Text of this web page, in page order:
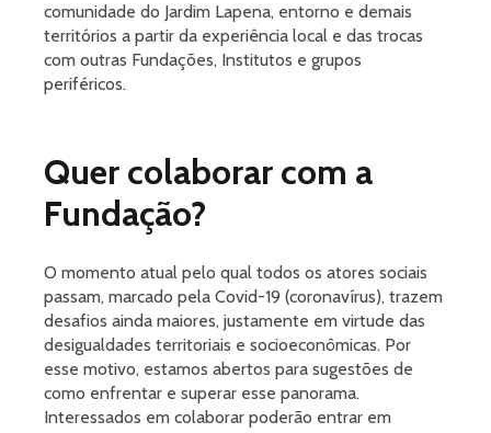
comunidade do Jardim Lapena, entorno e demais
territórios a partir da experiência local e das trocas
com outras Fundações, Institutos e grupos
periféricos.
Quer colaborar com a
Fundação?
O momento atual pelo qual todos os atores sociais
passam, marcado pela Covid-19 (coronavírus), trazem
desafios ainda maiores, justamente em virtude das
desigualdades territoriais e socioeconômicas. Por
esse motivo, estamos abertos para sugestões de
como enfrentar e superar esse panorama.
Interessados em colaborar poderão entrar em